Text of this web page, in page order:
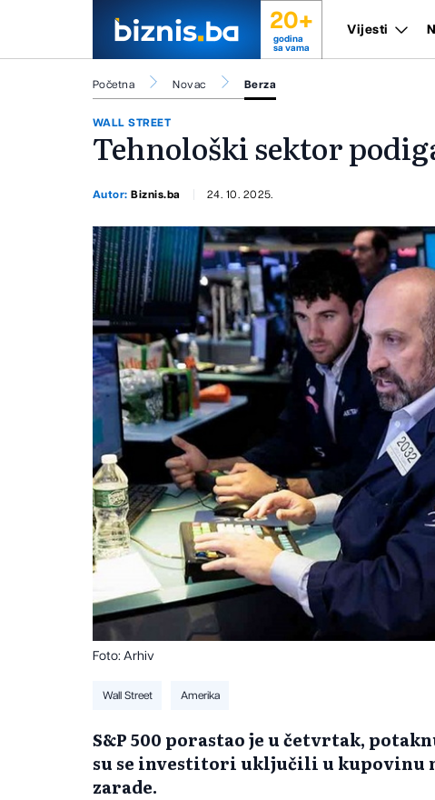
20+
godina
sa vama
Vijesti
Početna Novac Berza
WALL STREET
Tehnološki sektor
Autor:Biznis.ba 24. 10. 2025.
Foto: Arhiv
Wall Street Amerika
S&P 500 porastao je u četvrtak,
su se investitori uključili u kupovinu
zarade.